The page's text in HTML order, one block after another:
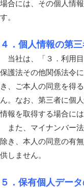
場合には、その個人情
す。
４．個人情報の第
当社は、「３．利用
保護法その他関係法令
き、ご本人の同意を得
ん。なお、第三者に個
情報を取得する場合に
また、マイナンバー
除き、本人の同意の有
供しません。
５．保有個人デー